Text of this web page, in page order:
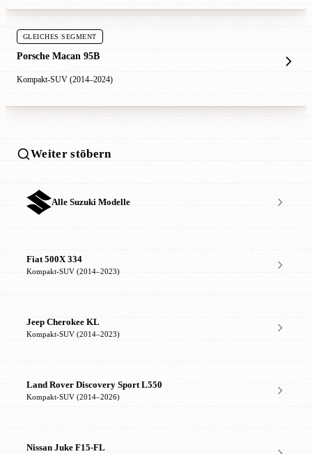
GLEICHES SEGMENT
Porsche Macan 95B
Kompakt-SUV (2014–2024)
Weiter stöbern
Alle Suzuki Modelle
Fiat 500X 334
Kompakt-SUV (2014–2023)
Jeep Cherokee KL
Kompakt-SUV (2014–2023)
Land Rover Discovery Sport L550
Kompakt-SUV (2014–2026)
Nissan Juke F15-FL